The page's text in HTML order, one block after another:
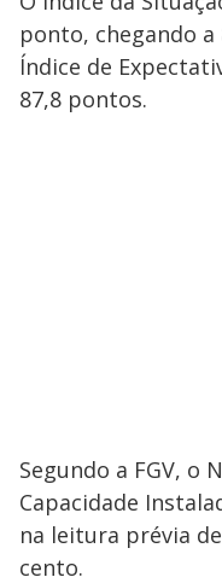
ponto, chegando
Índice de
87,8 pontos.
Segundo a FGV, o
Capacidade
na leitura prévia
cento.